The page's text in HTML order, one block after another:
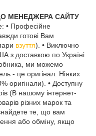
МЕНЕДЖЕРА САЙТУ
• Професійне
готові Вам
взуття). • Виключно
з доставкою по Україні
ми можемо
- це оригінал. Ніяких
оригінали). • Доступну
(В нашому інтернет-
різних марок та
те, що вам
або обміну, якщо